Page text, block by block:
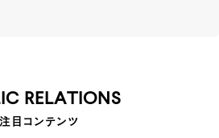
RELATIONS
注目コンテンツ